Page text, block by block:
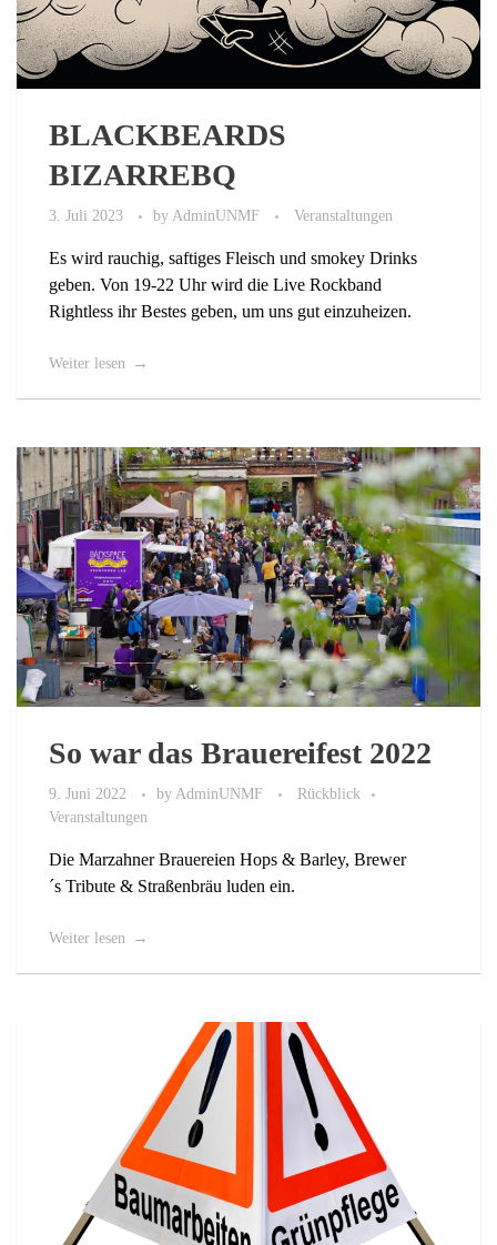
BLACKBEARDS
BIZARREBQ
3. Juli 2023 by AdminUNMF Veranstaltungen
Es wird rauchig, saftiges Fleisch und smokey Drinks
geben. Von 19-22 Uhr wird die Live Rockband
Rightless ihr Bestes geben, um uns gut einzuheizen.
Weiter lesen
So war das Brauereifest 2022
9. Juni 2022 by AdminUNMF
Rückblick
Veranstaltungen
Die Marzahner Brauereien Hops & Barley, Brewer
´s Tribute & Straßenbräu luden ein.
Weiter lesen